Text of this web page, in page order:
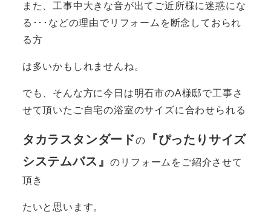
また、工事中大きな音が出てご近所様に迷惑にな
る･･･などの理由でリフォームを断念しておられ
る方
は多いかもしれませんね。
でも、そんな方に今日は明石市のA様邸で工事さ
せて頂いたご自宅の浴室のサイズに合わせられる
タカラスタンダードの 『ぴった りサイズ
システムバス』のリフォームをご紹介させて
頂き
たいと思います。